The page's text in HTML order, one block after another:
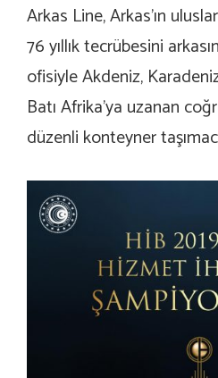
Arkas Line, Arkas’ın
76 yıllık tecrübesini
ofisiyle Akdeniz,
Batı Afrika’ya uzanan
düzenli konteyner